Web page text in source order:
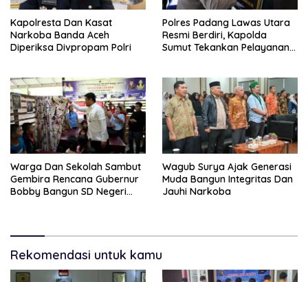
Kapolresta Dan Kasat
Narkoba Banda Aceh
Diperiksa Divpropam Polri
Polres Padang Lawas Utara
Resmi Berdiri, Kapolda
Sumut Tekankan Pelayanan
Warga Dan Sekolah Sambut
Gembira Rencana Gubernur
Bobby Bangun SD Negeri
Wagub Surya Ajak Generasi
Muda Bangun Integritas Dan
Jauhi Narkoba
Rekomendasi untuk kamu